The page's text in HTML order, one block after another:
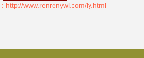
http://www.renrenywl.com/ly.html